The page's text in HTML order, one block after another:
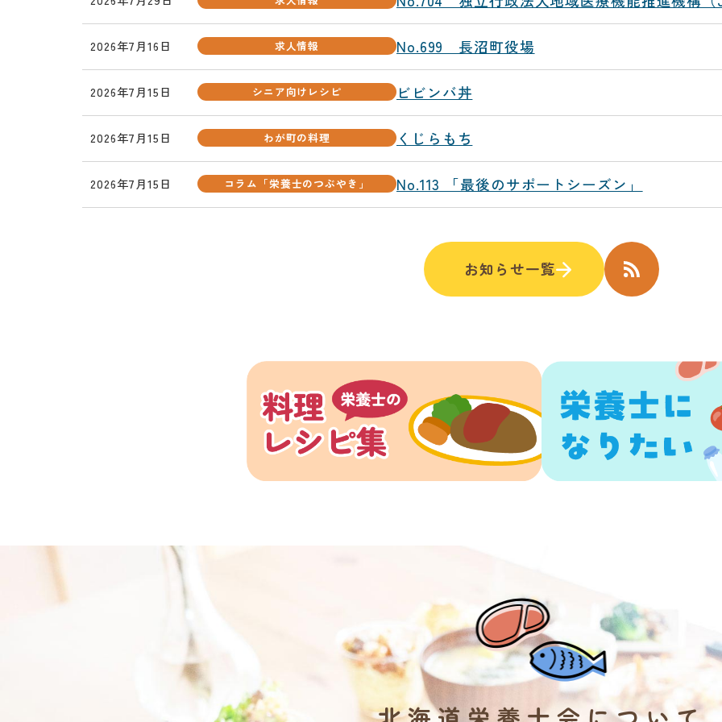
2026年7月16日 求人情報 No.699 長沼町役場
2026年7月15日 シニア向けレシピ ビビンバ丼
2026年7月15日 わが町の料理 くじらもち
2026年7月15日 コラム「栄養士のつぶやき」 No.113 「最後のサポートシーズン」
お知らせ一覧